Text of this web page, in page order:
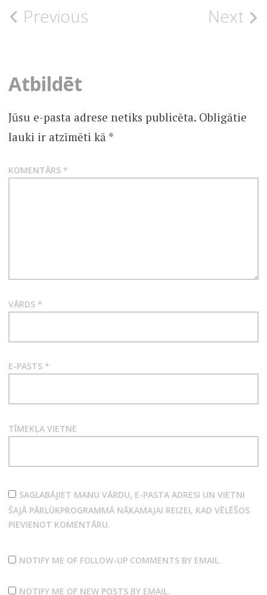
UNCATEGORISED
Post
Previous Next
Atbildēt
Jūsu e-pasta adrese netiks publicēta. Obligātie
lauki ir atzīmēti kā *
KOMENTĀRS *
VĀRDS *
E-PASTS *
TĪMEKĻA VIETNE
SAGLABĀJIET MANU VĀRDU, E-PASTA ADRESI UN VIETNI
ŠAJĀ PĀRLŪKPROGRAMMĀ NĀKAMAJAI REIZEI, KAD VĒLĒŠOS
PIEVIENOT KOMENTĀRU.
NOTIFY ME OF FOLLOW-UP COMMENTS BY EMAIL.
NOTIFY ME OF NEW POSTS BY EMAIL.